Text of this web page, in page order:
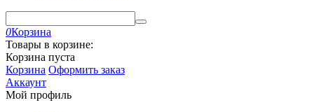
0Корзина
Товары в корзине:
Корзина пуста
Корзина Оформить заказ
Аккаунт
Мой профиль